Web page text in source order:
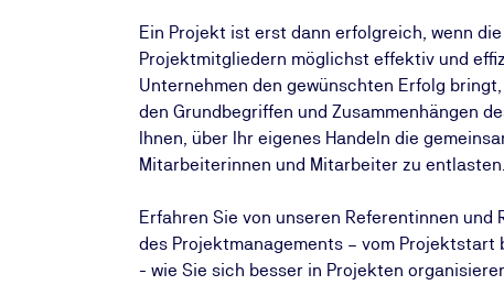
Ein Projekt ist erst dann erfolgreich, wenn
Projektmitgliedern möglichst effektiv und
Unternehmen den gewünschten Erfolg
den Grundbegriffen und Zusammenhängen
Ihnen, über Ihr eigenes Handeln die
Mitarbeiterinnen und Mitarbeiter zu entlasten.
Erfahren Sie von unseren Referentinnen und
des Projektmanagements – vom Projektstart
- wie Sie sich besser in Projekten